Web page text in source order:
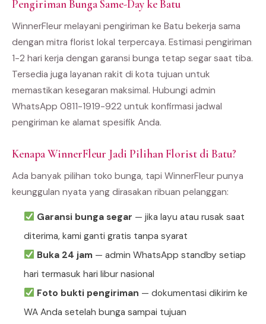
Pengiriman Bunga Same-Day ke Batu
WinnerFleur melayani pengiriman ke Batu bekerja sama
dengan mitra florist lokal terpercaya. Estimasi pengiriman
1-2 hari kerja dengan garansi bunga tetap segar saat tiba.
Tersedia juga layanan rakit di kota tujuan untuk
memastikan kesegaran maksimal. Hubungi admin
WhatsApp 0811-1919-922 untuk konfirmasi jadwal
pengiriman ke alamat spesifik Anda.
Kenapa WinnerFleur Jadi Pilihan Florist di Batu?
Ada banyak pilihan toko bunga, tapi WinnerFleur punya
keunggulan nyata yang dirasakan ribuan pelanggan:
Garansi bunga segar — jika layu atau rusak saat
diterima, kami ganti gratis tanpa syarat
Buka 24 jam— admin WhatsApp standby setiap
hari termasuk hari libur nasional
Foto bukti pengiriman — dokumentasi dikirim ke
WA Anda setelah bunga sampai tujuan